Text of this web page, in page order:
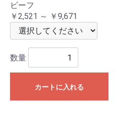
ビーフ
￥2,521 ～ ￥9,671
数量
カートに入れる